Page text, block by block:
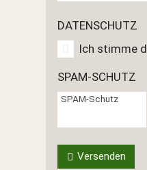
DATENSCHUTZ
Ich stimme
SPAM-SCHUTZ
SPAM-Schutz
Versenden